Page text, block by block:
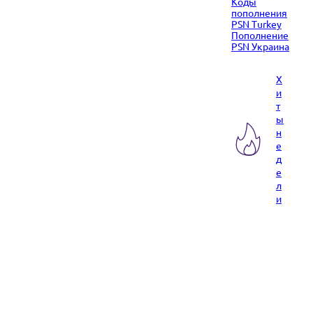
пополнения
PSN Turkey
Пополнение
PSN Украина
Х
и
т
ы
н
е
д
е
л
и